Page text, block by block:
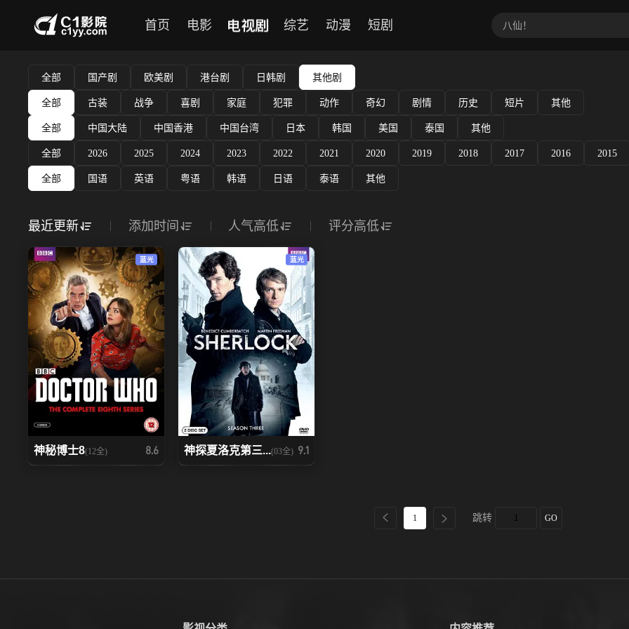
首页 电影 电视剧 综艺 动漫 短剧
全部 国产剧 欧美剧 港台剧 日韩剧 其他剧
全部 古装 战争 喜剧 家庭 犯罪 动作 奇幻 剧情 历史 短片 其他
全部 中国大陆 中国香港 中国台湾 日本 韩国 美国 泰国 其他
全部 2026 2025 2024 2023 2022 2021 2020 2019 2018 2017 2016 2015
全部 国语 英语 粤语 韩语 日语 泰语 其他
最近更新 添加时间 人气高低 评分高低
蓝光
神秘博士8(12全) 8.6
蓝光
神探夏洛克第三...(03全) 9.1
1 跳转 GO